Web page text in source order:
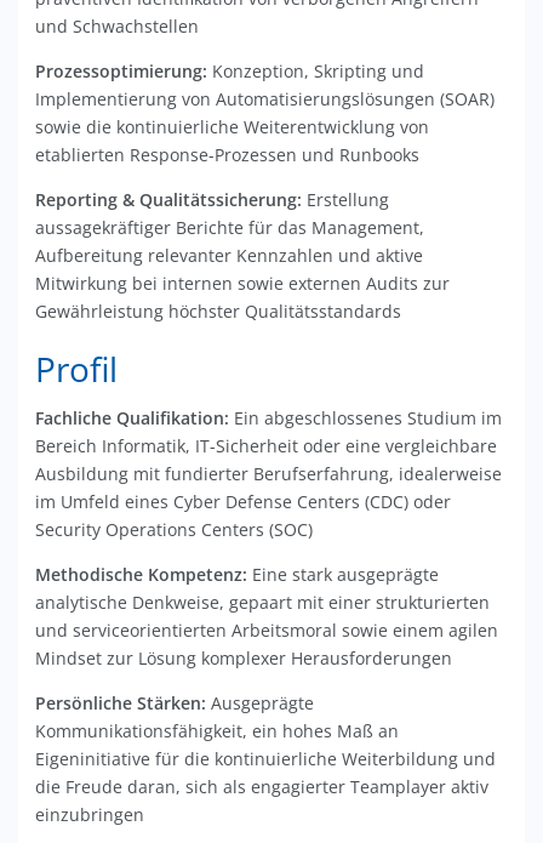
und Schwachstellen
Prozessoptimierung: Konzeption, Skripting und
Implementierung von Automatisierungslösungen (SOAR)
sowie die kontinuierliche Weiterentwicklung von
etablierten Response-Prozessen und Runbooks
Reporting & Qualitätssicherung: Erstellung
aussagekräftiger Berichte für das Management,
Aufbereitung relevanter Kennzahlen und aktive
Mitwirkung bei internen sowie externen Audits zur
Gewährleistung höchster Qualitätsstandards
Profil
Fachliche Qualifikation: Ein abgeschlossenes Studium im
Bereich Informatik, IT-Sicherheit oder eine vergleichbare
Ausbildung mit fundierter Berufserfahrung, idealerweise
im Umfeld eines Cyber Defense Centers (CDC) oder
Security Operations Centers (SOC)
Methodische Kompetenz: Eine stark ausgeprägte
analytische Denkweise, gepaart mit einer strukturierten
und serviceorientierten Arbeitsmoral sowie einem agilen
Mindset zur Lösung komplexer Herausforderungen
Persönliche Stärken: Ausgeprägte
Kommunikationsfähigkeit, ein hohes Maß an
Eigeninitiative für die kontinuierliche Weiterbildung und
die Freude daran, sich als engagierter Teamplayer aktiv
einzubringen